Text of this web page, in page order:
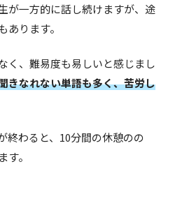
が一方的に話し続けますが、途
あります。
く、難易度も易しいと感じまし
きなれない単語も多く、苦労し
終わると、10分間の休憩のの
。